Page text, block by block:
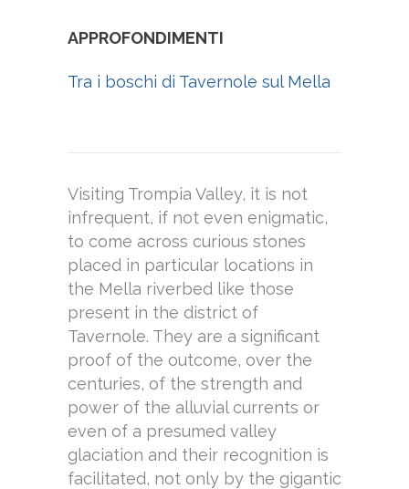
APPROFONDIMENTI
Tra i boschi di Tavernole sul Mella
Visiting Trompia Valley, it is not
infrequent, if not even enigmatic,
to come across curious stones
placed in particular locations in
the Mella riverbed like those
present in the district of
Tavernole. They are a significant
proof of the outcome, over the
centuries, of the strength and
power of the alluvial currents or
even of a presumed valley
glaciation and their recognition is
facilitated, not only by the gigantic